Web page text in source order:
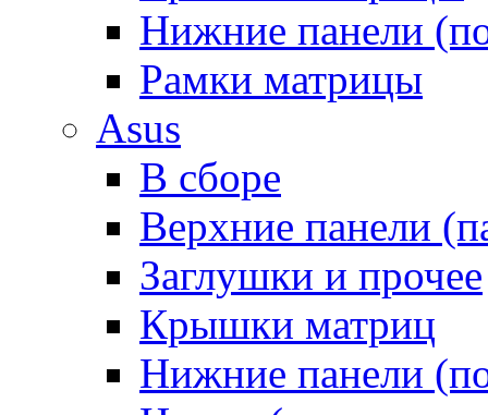
Нижние панели
Рамки матрицы
Asus
В сборе
Верхние панели
Заглушки и прочее
Крышки матриц
Нижние панели